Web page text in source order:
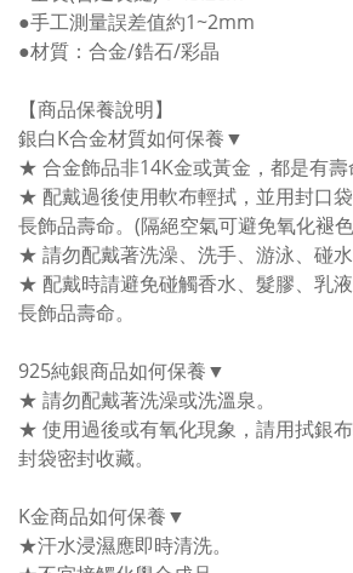
●手工測量誤差值約1~2mm
●材質：合金/鋯石/彩晶
【商品保養說明】
銀白K合金材質如何保養▼
★ 合金飾品非14K金或黃金，都是有壽
★ 配戴過後使用軟布輕拭，並用封口
長飾品壽命。(隔絕空氣可避免氧化褪
★ 請勿配戴著洗澡、洗手、游泳、碰水
★ 配戴時請避免碰觸香水、髮膠、乳
長飾品壽命。
925純銀商品如何保養▼
★ 請勿配戴著洗澡或洗溫泉。
★ 使用過後或有氧化現象，請用拭銀
封袋密封收藏。
K金商品如何保養▼
★汗水浸濕應即時清洗。